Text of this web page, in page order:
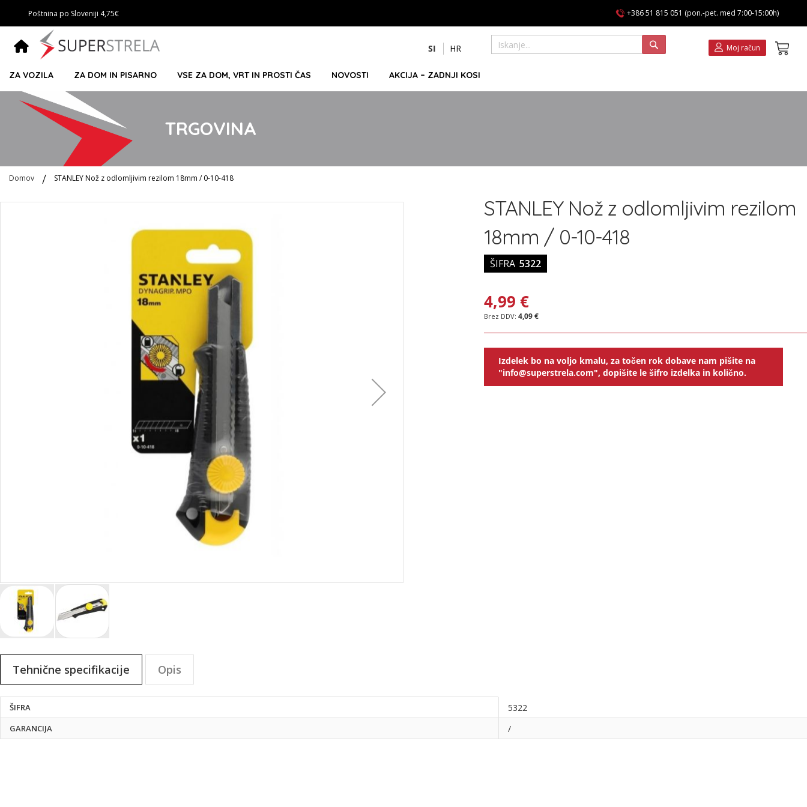
Poštnina po Sloveniji 4,75€ +386 51 815 051 (pon.-pet. med 7:00-15:00h)
na
SI HR Moj račun
ZA VOZILA ZA DOM IN PISARNO VSE ZA DOM, VRT IN PROSTI ČAS NOVOSTI AKCIJA – ZADNJI KOSI
TRGOVINA
Domov STANLEY Nož z odlomljivim rezilom 18mm / 0-10-418
na
začetek
STANLEY Nož z odlomljivim rezilom
18mm / 0-10-418
ŠIFRA 5322
4,99 €
4,09 €
Izdelek bo na voljo kmalu, za točen rok dobave nam pišite na
"info@superstrela.com", dopišite le šifro izdelka in količno.
Tehnične specifikacije
Tehnične
specifikacije
ŠIFRA 5322
GARANCIJA /
Opis